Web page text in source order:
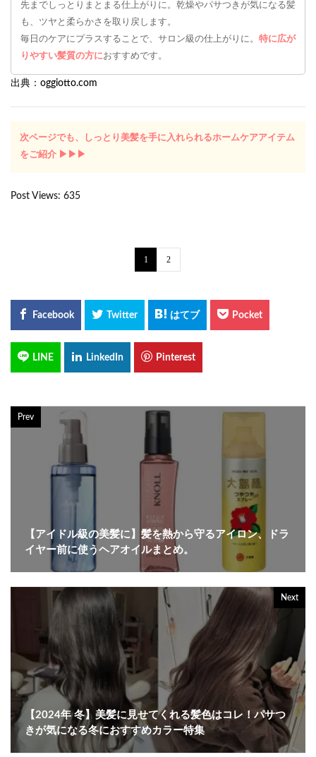
先までしっとりまとまる仕上がりに。乾燥やパサつきが気になる髪
も、ツヤと柔らかさを取り戻します。
毎日のケアにプラスすることで、サロン級の仕上がりに。 特に広が
りやすい髪質の方におすすめです。
出典：oggiotto.com
次ページでも、しっとり美髪を手に入れられるホームケアアイテム
をご紹介♩ ▶︎▶︎▶︎
Post Views: 635
1 2
Prev
【アイドル級の美髪に】髪を熱から守るアイロン、ドラ
イヤー前に使うヘアオイルまとめ。
Next
【2024年 冬】美髪に見せてくれる髪色はコレ！パサつ
きが気になる冬におすすめカラー特集